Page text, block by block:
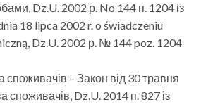
Dz.U. 2002 р. No 144 п. 1204 із
18 lipca 2002 r. o świadczeniu
Dz.U. 2002 р. № 144 poz. 1204
споживачів – Закон від 30 травня
споживачів, Dz.U. 2014 п. 827 із